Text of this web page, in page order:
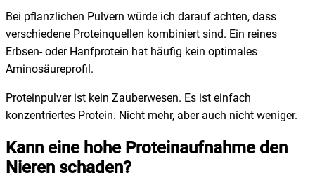
Bei pflanzlichen Pulvern würde ich darauf achten, dass
verschiedene Proteinquellen kombiniert sind. Ein reines
Erbsen- oder Hanfprotein hat häufig kein optimales
Aminosäureprofil.
Proteinpulver ist kein Zauberwesen. Es ist einfach
konzentriertes Protein. Nicht mehr, aber auch nicht weniger.
Kann eine hohe Proteinaufnahme den
Nieren schaden?